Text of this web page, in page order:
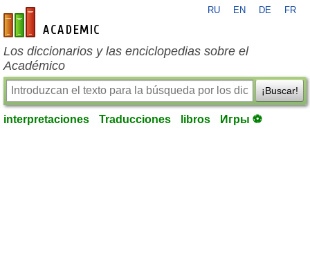
es-academic.com
RU EN DE FR
Los diccionarios y las enciclopedias sobre el
Académico
¡Buscar!
interpretaciones Traducciones libros Игры ⚽